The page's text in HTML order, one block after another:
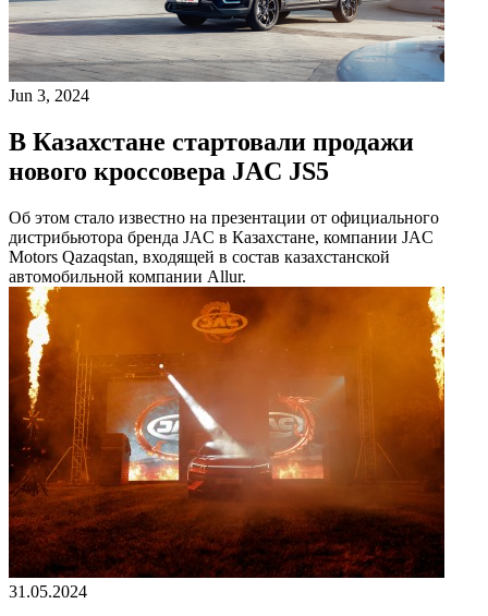
Jun 3, 2024
В Казахстане стартовали продажи
нового кроссовера JAC JS5
Об этом стало известно на презентации от официального
дистрибьютора бренда JAC в Казахстане, компании JAC
Motors Qazaqstan, входящей в состав казахстанской
автомобильной компании Allur.
31.05.2024